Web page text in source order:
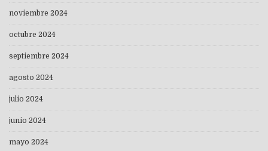
noviembre 2024
octubre 2024
septiembre 2024
agosto 2024
julio 2024
junio 2024
mayo 2024